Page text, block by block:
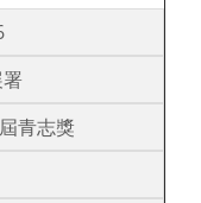
青志獎